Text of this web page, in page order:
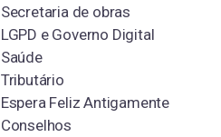
Secretaria de obras
LGPD e Governo Digital
Saúde
Tributário
Espera Feliz Antigamente
Conselhos